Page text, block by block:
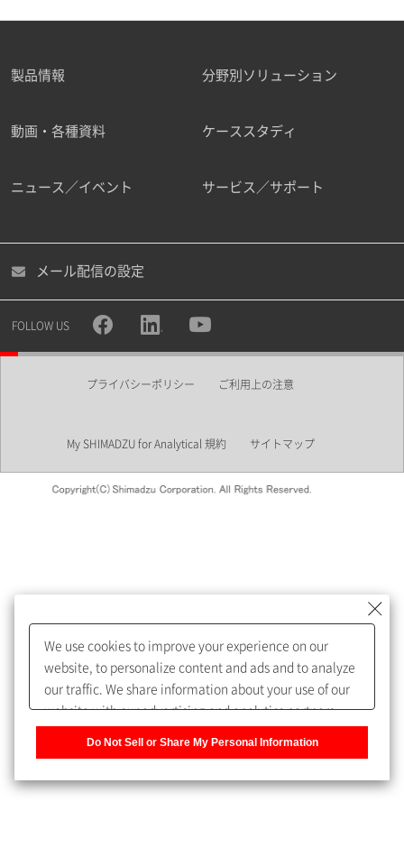
ご勤務先
職種
めします。
My SHIMADZU for Analyticalへ登録いただくと、技術情報や
取扱説明書・Webinarなどの閲覧ができます。
うになります。
製品情報 分野別ソリューション
動画・各種資料 ケーススタディ
ニュース／イベント サービス／サポート
メール配信の設定
FOLLOW US
プライバシーポリシー ご利用上の注意
My SHIMADZU for Analytical 規約 サイトマップ
We use cookies to improve your experience on our
website, to personalize content and ads and to analyze
our traffic. We share information about your use of our
website with our advertising and analytics partners,
Do Not Sell or Share My Personal Information